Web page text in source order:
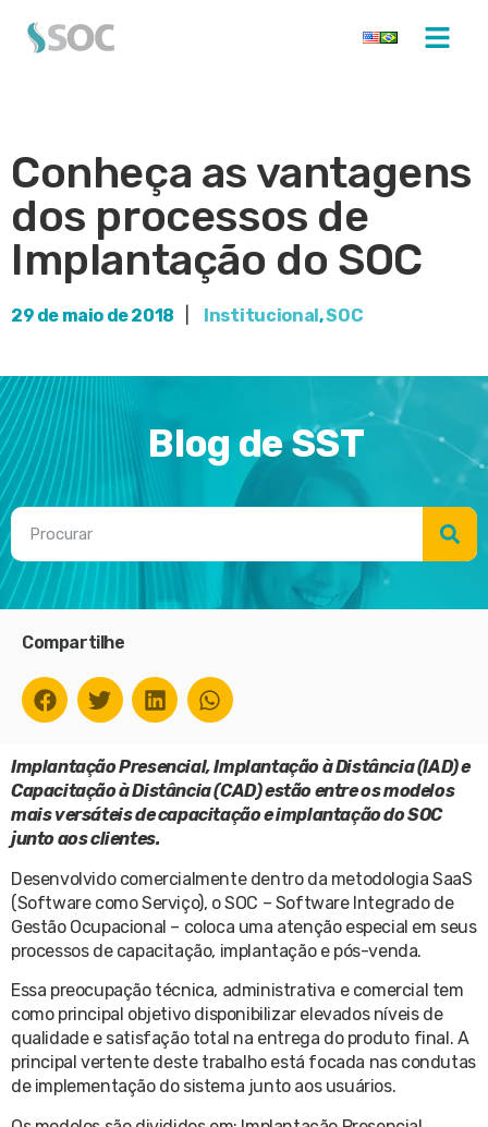
Conheça as vantagens
dos processos de
Implantação do SOC
29 de maio de 2018 Institucional,SOC
Blog de SST
Compartilhe
Implantação Presencial, Implantação à Distância (IAD) e
Capacitação à Distância (CAD) estão entre os modelos
mais versáteis de capacitação e implantação do SOC
junto aos clientes.
Desenvolvido comercialmente dentro da metodologia SaaS
(Software como Serviço), o SOC – Software Integrado de
Gestão Ocupacional – coloca uma atenção especial em seus
processos de capacitação, implantação e pós-venda.
Essa preocupação técnica, administrativa e comercial tem
como principal objetivo disponibilizar elevados níveis de
qualidade e satisfação total na entrega do produto final. A
principal vertente deste trabalho está focada nas condutas
de implementação do sistema junto aos usuários.